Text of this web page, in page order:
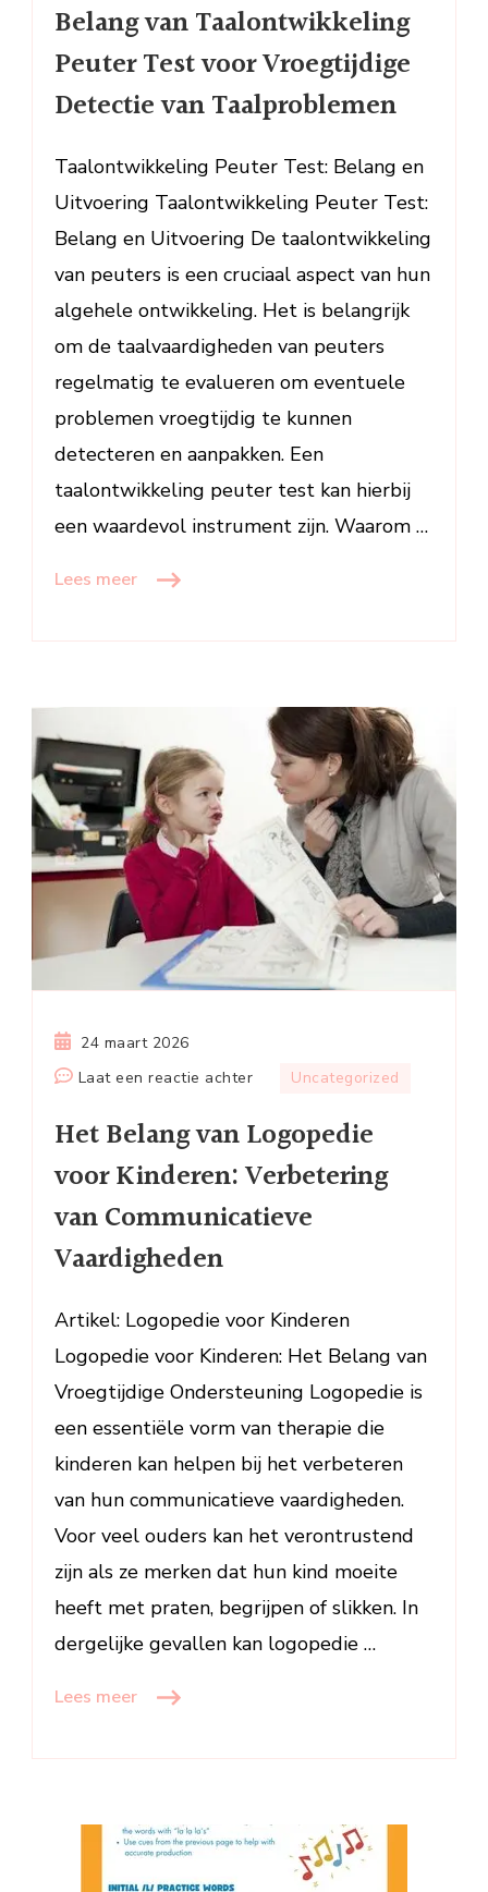
van
Taalontwikkeling
Peuter
Test
Vroegtijdige
Detectie
Taalproblemen
Belang van Taalontwikkeling
Peuter Test voor Vroegtijdige
Detectie van Taalproblemen
Taalontwikkeling Peuter Test: Belang en
Uitvoering Taalontwikkeling Peuter Test:
Belang en Uitvoering De taalontwikkeling
van peuters is een cruciaal aspect van hun
algehele ontwikkeling. Het is belangrijk
om de taalvaardigheden van peuters
regelmatig te evalueren om eventuele
problemen vroegtijdig te kunnen
detecteren en aanpakken. Een
taalontwikkeling peuter test kan hierbij
een waardevol instrument zijn. Waarom …
Lees meer
24 maart 2026
Laat een reactie achterop
Belang
van
Logopedie
voor
Communicatieve
Vaardigheden
Uncategorized
Het Belang van Logopedie
voor Kinderen: Verbetering
van Communicatieve
Vaardigheden
Artikel: Logopedie voor Kinderen
Logopedie voor Kinderen: Het Belang van
Vroegtijdige Ondersteuning Logopedie is
een essentiële vorm van therapie die
kinderen kan helpen bij het verbeteren
van hun communicatieve vaardigheden.
Voor veel ouders kan het verontrustend
zijn als ze merken dat hun kind moeite
heeft met praten, begrijpen of slikken. In
dergelijke gevallen kan logopedie …
Lees meer